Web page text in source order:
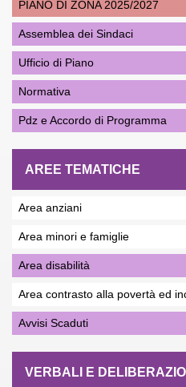
PIANO DI ZONA 2025/2027
Assemblea dei Sindaci
Ufficio di Piano
Normativa
Pdz e Accordo di Programma
AREE TEMATICHE
Area anziani
Area minori e famiglie
Area disabilità
Area contrasto alla povertà ed
Avvisi Scaduti
VERBALI E